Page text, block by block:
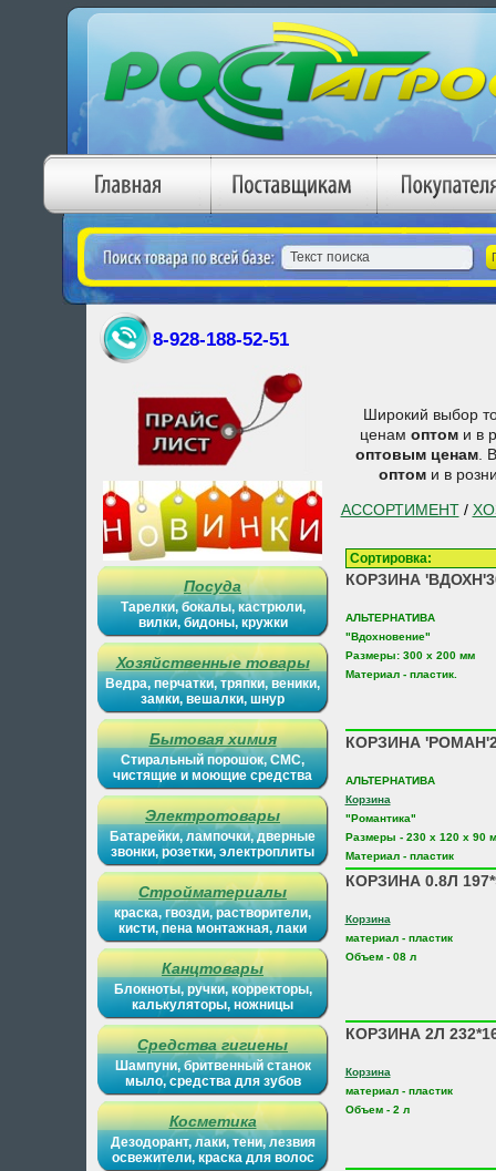
8-928-188-52-51
Посуда
Тарелки, бокалы, кастрюли,
вилки, бидоны, кружки
Хозяйственные товары
Ведра, перчатки, тряпки, веники,
замки, вешалки, шнур
Бытовая химия
Стиральный порошок, СМС,
чистящие и моющие средства
Электротовары
Батарейки, лампочки, дверные
звонки, розетки, электроплиты
Стройматериалы
краска, гвозди, растворители,
кисти, пена монтажная, лаки
Канцтовары
Блокноты, ручки, корректоры,
калькуляторы, ножницы
Средства гигиены
Шампуни, бритвенный станок
мыло, средства для зубов
Косметика
Дезодорант, лаки, тени, лезвия
освежители, краска для волос
Широкий выбор
ценам оптом и в
оптовым ценам .
оптом и в
АССОРТИМЕНТ/
КОРЗИНА
АЛЬТЕРНАТИВА
"Вдохновение"
Размеры: 300 х 200 мм
Материал - пластик.
КОРЗИНА
АЛЬТЕРНАТИВА
Корзина
"Романтика"
Размеры - 230 х 120 х 90
Материал - пластик
КОРЗИНА 0.8Л
Корзина
материал - пластик
Объем - 08 л
КОРЗИНА 2Л
Корзина
материал - пластик
Объем - 2 л